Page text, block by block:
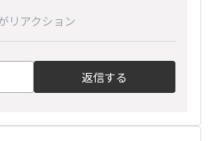
リアクション
返信する